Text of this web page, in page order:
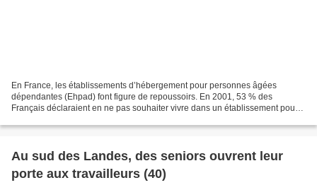
En France, les établissements d’hébergement pour personnes âgées
dépendantes (Ehpad) font figure de repoussoirs. En 2001, 53 % des
Français déclaraient en ne pas souhaiter vivre dans un établissement pour
Au sud des Landes, des seniors ouvrent leur
porte aux travailleurs (40)